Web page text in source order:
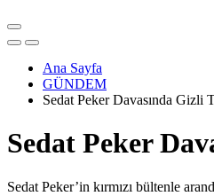
Ana Sayfa
GÜNDEM
Sedat Peker Davasında
Sedat Peker
Sedat Peker’in kırmızı bültenle